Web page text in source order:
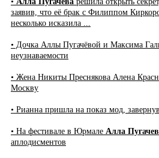
заявив, что её брак с Филиппом
несколько исказила ...
• Дочка Аллы Пугачёвой и Максима
неузнаваемости
• Жена Никиты Преснякова Алена
Москву
• Рианна пришла на показ мод,
• На фестивале в Юрмале Алла
аплодисментов